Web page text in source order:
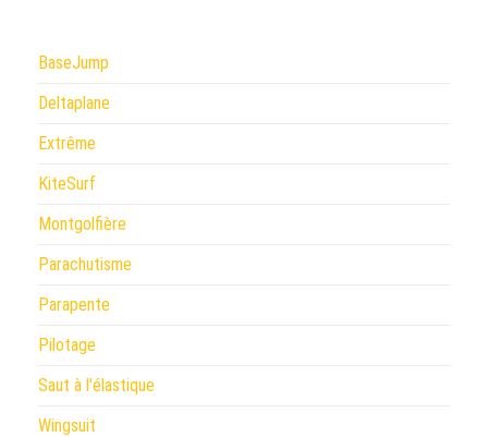
BaseJump
Deltaplane
Extrême
KiteSurf
Montgolfière
Parachutisme
Parapente
Pilotage
Saut à l'élastique
Wingsuit